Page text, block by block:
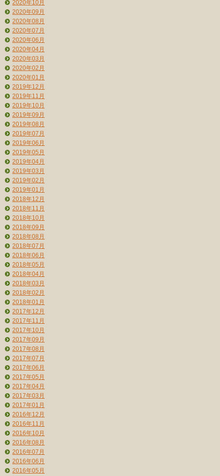
2020年10月
2020年09月
2020年08月
2020年07月
2020年06月
2020年04月
2020年03月
2020年02月
2020年01月
2019年12月
2019年11月
2019年10月
2019年09月
2019年08月
2019年07月
2019年06月
2019年05月
2019年04月
2019年03月
2019年02月
2019年01月
2018年12月
2018年11月
2018年10月
2018年09月
2018年08月
2018年07月
2018年06月
2018年05月
2018年04月
2018年03月
2018年02月
2018年01月
2017年12月
2017年11月
2017年10月
2017年09月
2017年08月
2017年07月
2017年06月
2017年05月
2017年04月
2017年03月
2017年01月
2016年12月
2016年11月
2016年10月
2016年08月
2016年07月
2016年06月
2016年05月